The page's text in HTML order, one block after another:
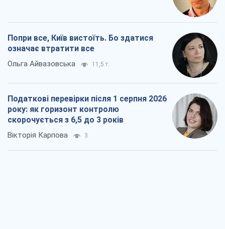
Попри все, Київ вистоїть. Бо здатися
означає втратити все
Ольга Айвазовська 11,5 т.
Податкові перевірки після 1 серпня 2026
року: як горизонт контролю
скорочується з 6,5 до 3 років
Вікторія Карпова 3